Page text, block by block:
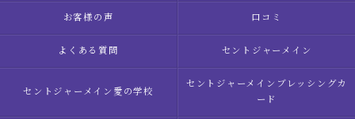
お客様の声 口コミ
よくある質問 セントジャーメイン
セントジャーメイン愛の学校
セントジャーメインブレッシングカ
ード